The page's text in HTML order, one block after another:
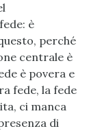
è
perché
centrale è
è povera e
fede, la fede
ci manca
di